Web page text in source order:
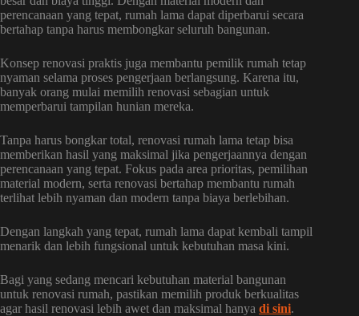
perencanaan yang tepat, rumah lama dapat diperbarui secara
bertahap tanpa harus membongkar seluruh bangunan.
Konsep renovasi praktis juga membantu pemilik rumah tetap
nyaman selama proses pengerjaan berlangsung. Karena itu,
banyak orang mulai memilih renovasi sebagian untuk
memperbarui tampilan hunian mereka.
Tanpa harus bongkar total, renovasi rumah lama tetap bisa
memberikan hasil yang maksimal jika pengerjaannya dengan
perencanaan yang tepat. Fokus pada area prioritas, pemilihan
material modern, serta renovasi bertahap membantu rumah
terlihat lebih nyaman dan modern tanpa biaya berlebihan.
Dengan langkah yang tepat, rumah lama dapat kembali tampil
menarik dan lebih fungsional untuk kebutuhan masa kini.
Bagi yang sedang mencari kebutuhan material bangunan
untuk renovasi rumah, pastikan memilih produk berkualitas
agar hasil renovasi lebih awet dan maksimal hanya di sini.